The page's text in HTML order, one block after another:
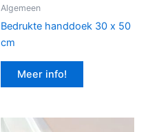
Algemeen
Bedrukte handdoek 30 x 50
cm
Meer info!